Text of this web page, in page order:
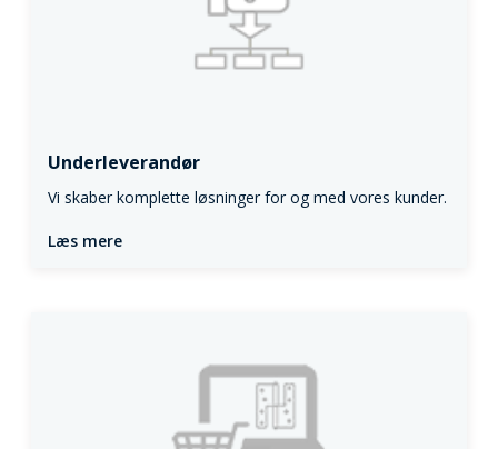
Underleverandør
Vi skaber komplette løsninger for og med vores kunder.
Læs mere